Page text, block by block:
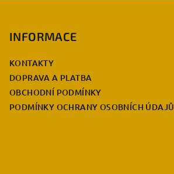
INFORMACE
KONTAKTY
DOPRAVA A PLATBA
OBCHODNÍ PODMÍNKY
PODMÍNKY OCHRANY OSOBNÍCH ÚDAJŮ